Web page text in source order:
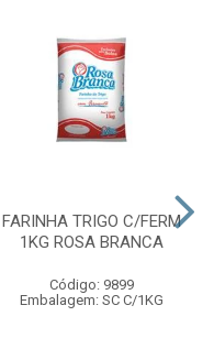
FARINHA TRIGO C/FERM
1KG ROSA BRANCA
Código: 9899
Embalagem: SC C/1KG